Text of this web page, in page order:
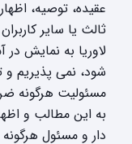
عقیده، توصیه،
ثالث یا سایر
لاوریا به نمایش در
شود، نمی پذیریم
مسئولیت هرگونه
به این مطالب و
دار و مسئول هرگونه